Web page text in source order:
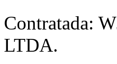
Contratada:
LTDA.